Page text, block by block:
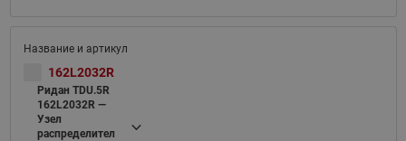
162L2032R
Ридан TDU.5R
162L2032R —
Узел
распределител